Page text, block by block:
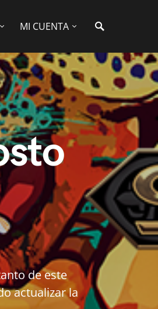
MI CUENTA
de este
actualizar la